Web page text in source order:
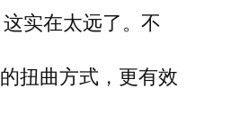
实在太远了。不
扭曲方式，更有效